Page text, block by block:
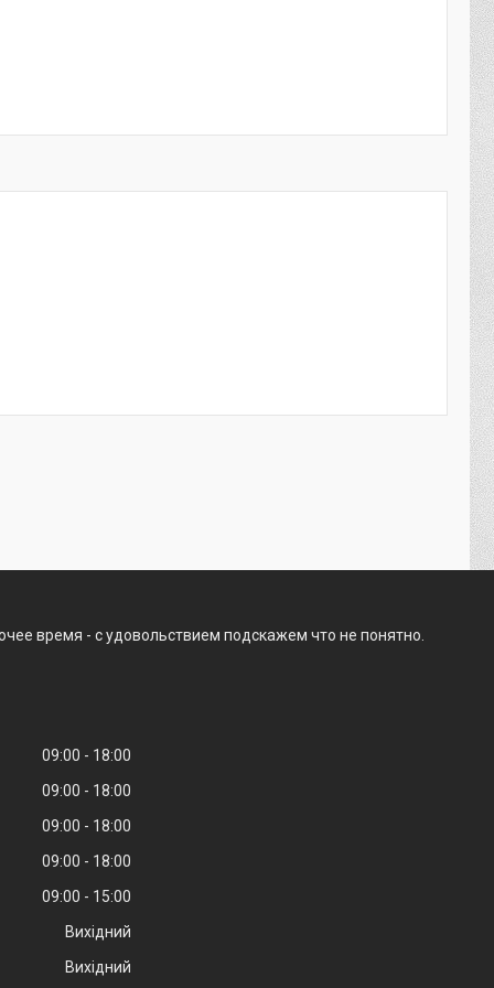
время - с удовольствием подскажем что не понятно.
09:00
18:00
09:00
18:00
09:00
18:00
09:00
18:00
09:00
15:00
Вихідний
Вихідний